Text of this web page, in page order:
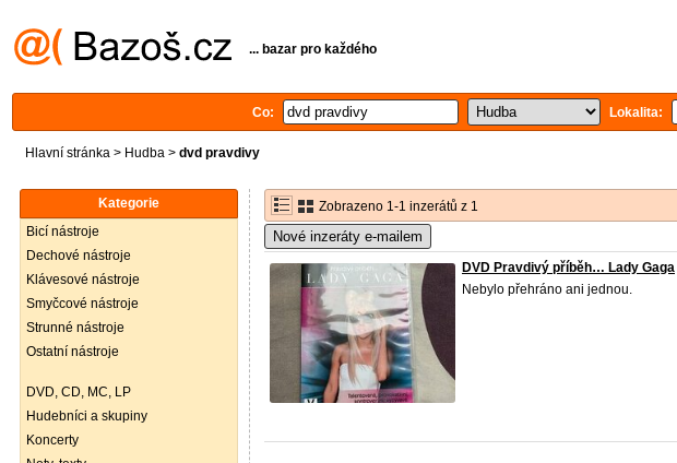
... bazar pro každého
Co: Lokalita:
Hlavní stránka > Hudba > dvd pravdivy
Kategorie
Bicí nástroje
Dechové nástroje
Klávesové nástroje
Smyčcové nástroje
Strunné nástroje
Ostatní nástroje
DVD, CD, MC, LP
Hudebníci a skupiny
Koncerty
Zobrazeno 1-1 inzerátů z 1
Nové inzeráty e-mailem
DVD Pravdivý příběh… Lady Gaga
Nebylo přehráno ani jednou.